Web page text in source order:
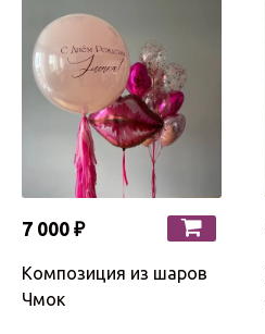
7 000 ₽
Композиция из шаров
Чмок